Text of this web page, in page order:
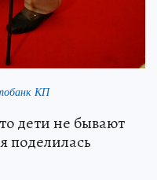
КП
дети не бывают
поделилась